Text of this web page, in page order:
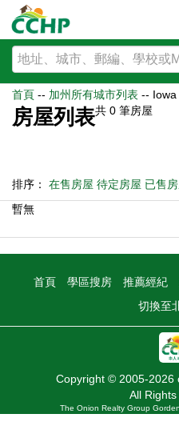
首頁 -- 加州所有城市列表 -- Iowa
房屋列表共 0 筆房屋
排序： 在售房屋 待定房屋 已售
暫無
首頁 學區搜房 推薦經紀
切換至
Copyright © 2005-2026
All
The Onion Realty Group